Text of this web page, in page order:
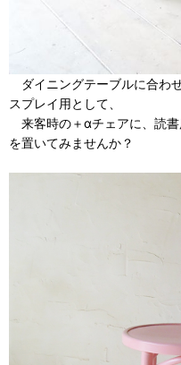
ダイニングテーブルに合わ
スプレイ用として、
来客時の＋αチェアに、読
を置いてみませんか？